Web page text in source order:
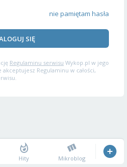
nie pamiętam hasła
SIĘ
Regulaminu serwisu Wykop.pl w jego
Regulaminu w całości,
Hity Mikroblog